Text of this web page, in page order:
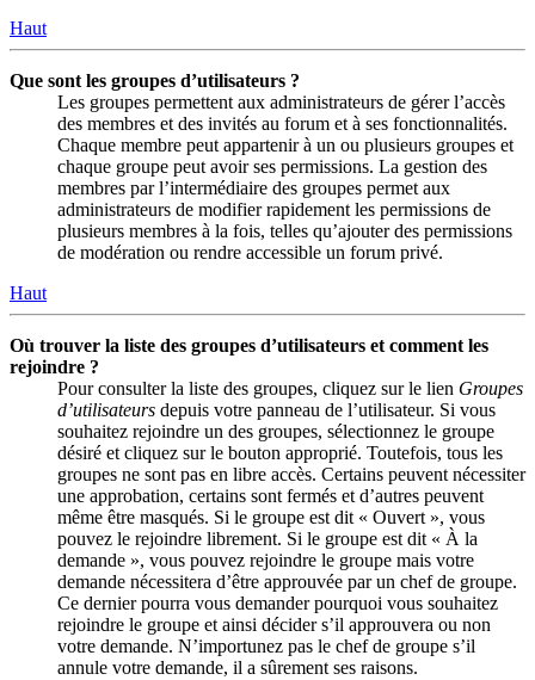
Haut
Que sont les groupes d’utilisateurs ?
Les groupes permettent aux administrateurs de gérer l’accès
des membres et des invités au forum et à ses fonctionnalités.
Chaque membre peut appartenir à un ou plusieurs groupes et
chaque groupe peut avoir ses permissions. La gestion des
membres par l’intermédiaire des groupes permet aux
administrateurs de modifier rapidement les permissions de
plusieurs membres à la fois, telles qu’ajouter des permissions
de modération ou rendre accessible un forum privé.
Haut
Où trouver la liste des groupes d’utilisateurs et comment les
rejoindre ?
Pour consulter la liste des groupes, cliquez sur le lien Groupes
d’utilisateurs depuis votre panneau de l’utilisateur. Si vous
souhaitez rejoindre un des groupes, sélectionnez le groupe
désiré et cliquez sur le bouton approprié. Toutefois, tous les
groupes ne sont pas en libre accès. Certains peuvent nécessiter
une approbation, certains sont fermés et d’autres peuvent
même être masqués. Si le groupe est dit « Ouvert », vous
pouvez le rejoindre librement. Si le groupe est dit « À la
demande », vous pouvez rejoindre le groupe mais votre
demande nécessitera d’être approuvée par un chef de groupe.
Ce dernier pourra vous demander pourquoi vous souhaitez
rejoindre le groupe et ainsi décider s’il approuvera ou non
votre demande. N’importunez pas le chef de groupe s’il
annule votre demande, il a sûrement ses raisons.